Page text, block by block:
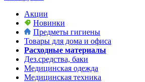
Акции
Новинки
Предметы гигиены
Товары для дома и офиса
Расходные материалы
Дез.средства, баки
Медицинская одежда
Медицинская техника